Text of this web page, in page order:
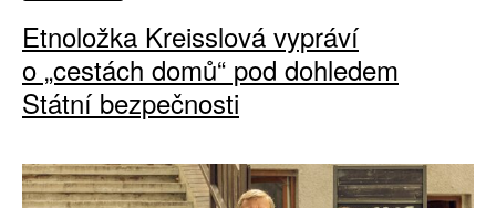
Etnoložka Kreisslová vypráví
o „cestách domů“ pod dohledem
Státní bezpečnosti